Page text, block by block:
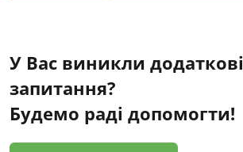
У Вас виникли додаткові
запитання?
Будемо раді допомогти!